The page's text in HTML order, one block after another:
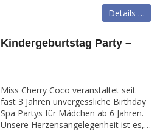
Details …
Kindergeburtstag Party –
Miss Cherry Coco veranstaltet seit
fast 3 Jahren unvergessliche Birthday
Spa Partys für Mädchen ab 6 Jahren.
Unsere Herzensangelegenheit ist es,…